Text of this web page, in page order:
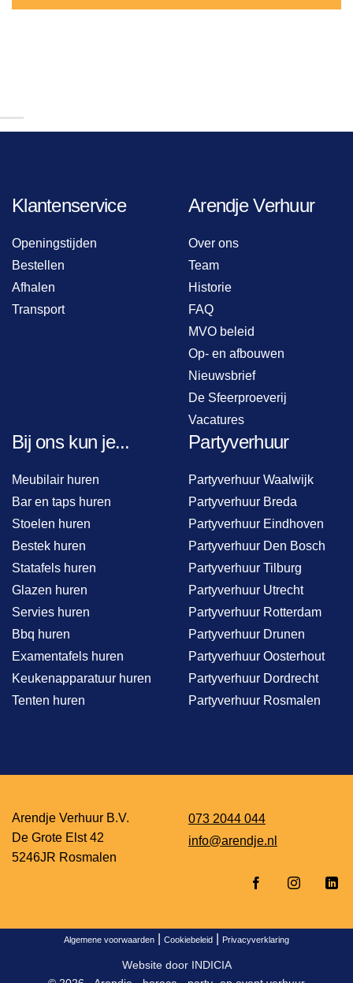
Klantenservice
Openingstijden
Bestellen
Afhalen
Transport
Arendje Verhuur
Over ons
Team
Historie
FAQ
MVO beleid
Op- en afbouwen
Nieuwsbrief
De Sfeerproeverij
Vacatures
Bij ons kun je...
Meubilair huren
Bar en taps huren
Stoelen huren
Bestek huren
Statafels huren
Glazen huren
Servies huren
Bbq huren
Examentafels huren
Keukenapparatuur huren
Tenten huren
Partyverhuur
Partyverhuur Waalwijk
Partyverhuur Breda
Partyverhuur Eindhoven
Partyverhuur Den Bosch
Partyverhuur Tilburg
Partyverhuur Utrecht
Partyverhuur Rotterdam
Partyverhuur Drunen
Partyverhuur Oosterhout
Partyverhuur Dordrecht
Partyverhuur Rosmalen
Arendje Verhuur B.V.
De Grote Elst 42
5246JR Rosmalen
073 2044 044
info@arendje.nl
Algemene voorwaarden Cookiebeleid Privacyverklaring
Website door INDICIA